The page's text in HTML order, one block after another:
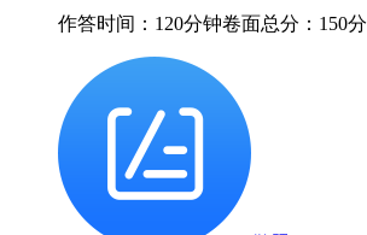
作答时间：120分钟卷面总分：150分